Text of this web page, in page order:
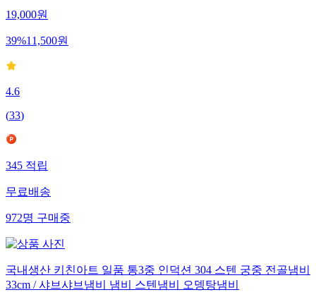
19,000원
39%11,500원
4.6
(33)
345적립
무료배송
972명구매중
국내생산 키친아트 일품 통3중 인덕션 304 스텐 궁중 전골냄비
33cm / 샤브샤브냄비 냄비 스텐냄비 오뎅탕냄비